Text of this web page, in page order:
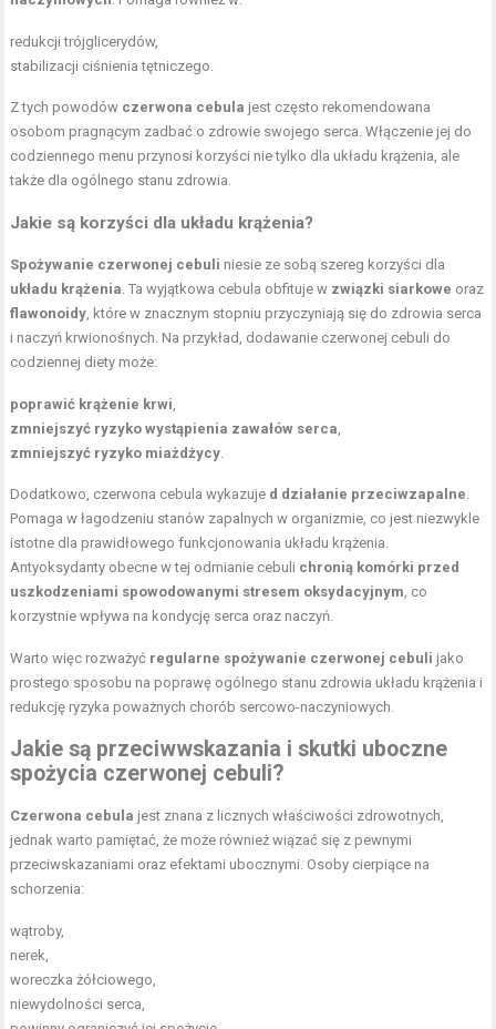
redukcji trójglicerydów,
stabilizacji ciśnienia tętniczego.
Z tych powodów czerwona cebula jest często rekomendowana
osobom pragnącym zadbać o zdrowie swojego serca. Włączenie jej do
codziennego menu przynosi korzyści nie tylko dla układu krążenia, ale
także dla ogólnego stanu zdrowia.
Jakie są korzyści dla układu krążenia?
Spożywanie czerwonej cebuli niesie ze sobą szereg korzyści dla
układu krążenia. Ta wyjątkowa cebula obfituje w związki siarkowe oraz
flawonoidy, które w znacznym stopniu przyczyniają się do zdrowia serca
i naczyń krwionośnych. Na przykład, dodawanie czerwonej cebuli do
codziennej diety może:
poprawić krążenie krwi,
zmniejszyć ryzyko wystąpienia zawałów serca,
zmniejszyć ryzyko miażdżycy.
Dodatkowo, czerwona cebula wykazuje d działanie przeciwzapalne.
Pomaga w łagodzeniu stanów zapalnych w organizmie, co jest niezwykle
istotne dla prawidłowego funkcjonowania układu krążenia.
Antyoksydanty obecne w tej odmianie cebuli chronią komórki przed
uszkodzeniami spowodowanymi stresem oksydacyjnym, co
korzystnie wpływa na kondycję serca oraz naczyń.
Warto więc rozważyć regularne spożywanie czerwonej cebuli jako
prostego sposobu na poprawę ogólnego stanu zdrowia układu krążenia i
redukcję ryzyka poważnych chorób sercowo-naczyniowych.
Jakie są przeciwwskazania i skutki uboczne
spożycia czerwonej cebuli?
Czerwona cebula jest znana z licznych właściwości zdrowotnych,
jednak warto pamiętać, że może również wiązać się z pewnymi
przeciwskazaniami oraz efektami ubocznymi. Osoby cierpiące na
schorzenia:
wątroby,
nerek,
woreczka żółciowego,
niewydolności serca,